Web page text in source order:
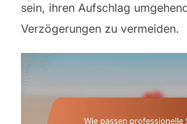
sein, ihren Aufschlag
Verzögerungen zu vermeiden.